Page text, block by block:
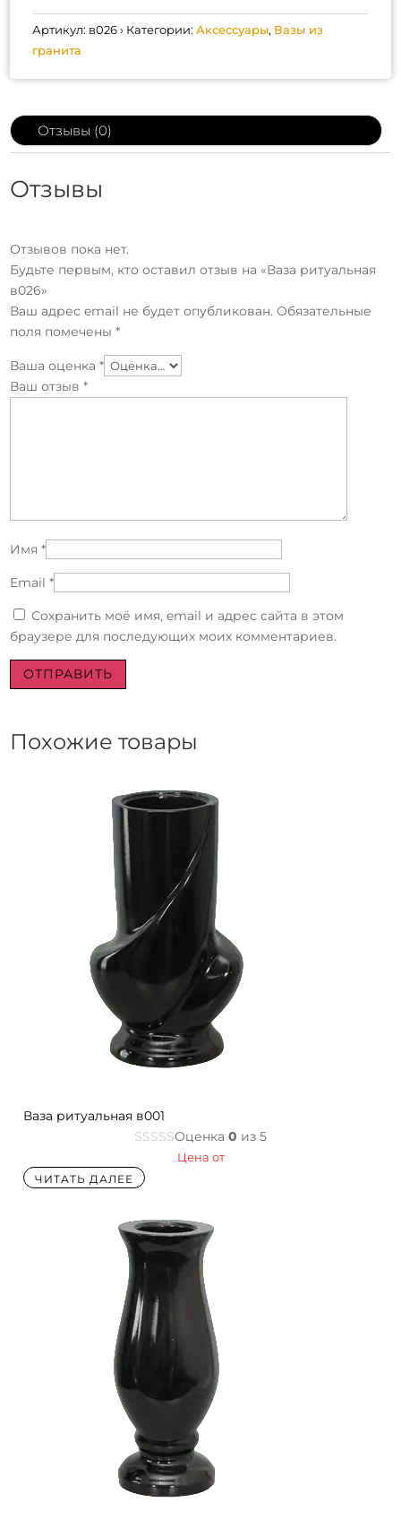
Артикул: в026 Категории:Аксессуары, Вазы из
гранита
Отзывы (0)
Отзывы
Отзывов пока нет.
Будьте первым, кто оставил отзыв на «Ваза ритуальная
в026»
Ваш адрес email не будет опубликован. Обязательные
поля помечены*
Ваша оценка*
Ваш отзыв*
Имя*
Email*
Сохранить моё имя, email и адрес сайта в этом
браузере для последующих моих комментариев.
Похожие товары
Ваза ритуальная в001
Оценка 0 из 5
Цена от
ЧИТАТЬ ДАЛЕЕ